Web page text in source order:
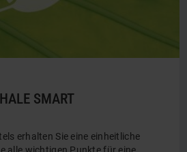
SMART
erhalten Sie eine einheitliche
alle wichtigen Punkte für eine